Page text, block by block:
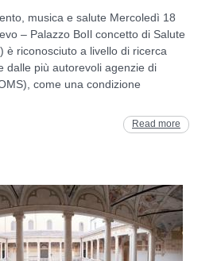
musica e salute Mercoledì 18
– Palazzo BoIl concetto di Salute
è riconosciuto a livello di ricerca
dalle più autorevoli agenzie di
come una condizione
Read more